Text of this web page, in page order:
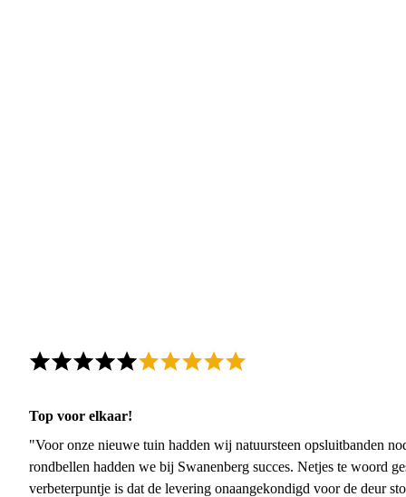
Top voor elkaar!
"Voor onze nieuwe tuin hadden wij natuursteen opsluitbanden
rondbellen hadden we bij Swanenberg succes. Netjes te woord
verbeterpuntje is dat de levering onaangekondigd voor de deur